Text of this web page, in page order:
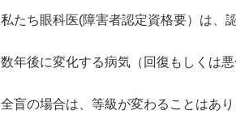
私たち眼科医(障害者認定資格要）は、
数年後に変化する病気（回復もしくは
全盲の場合は、等級が変わることはあり